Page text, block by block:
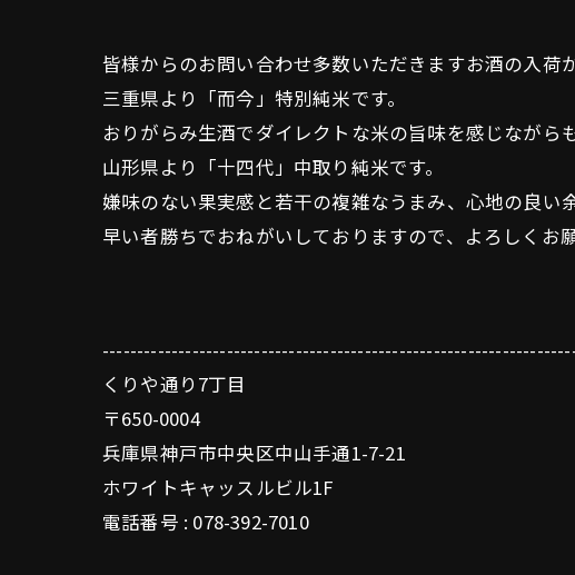
皆様からのお問い合わせ多数いただきますお酒の入荷
三重県より「而今」特別純米です。
おりがらみ生酒でダイレクトな米の旨味を感じながら
山形県より「十四代」中取り純米です。
嫌味のない果実感と若干の複雑なうまみ、心地の良い
早い者勝ちでおねがいしておりますので、よろしくお
くりや通り7丁目
〒650-0004
兵庫県神戸市中央区中山手通1-7-21
ホワイトキャッスルビル1F
電話番号 : 078-392-7010